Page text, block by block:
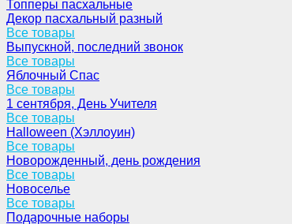
Топперы пасхальные
Декор пасхальный разный
Все товары
Выпускной, последний звонок
Все товары
Яблочный Спас
Все товары
1 сентября, День Учителя
Все товары
Halloween (Хэллоуин)
Все товары
Новорожденный, день рождения
Все товары
Новоселье
Все товары
Подарочные наборы